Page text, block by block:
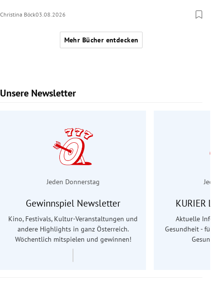
Christina Böck03.08.2026
Mehr Bücher entdecken
Unsere Newsletter
Slide 1 von 6
Jeden Donnerstag
Gewinnspiel Newsletter
Kino, Festivals, Kultur-Veranstaltungen und
andere Highlights in ganz Österreich.
Wöchentlich mitspielen und gewinnen!
KURIER
Aktuelle
Gesundheit - für